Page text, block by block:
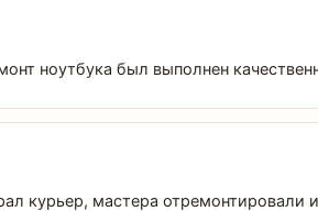
ноутбука был выполнен
курьер, мастера отремонтировали